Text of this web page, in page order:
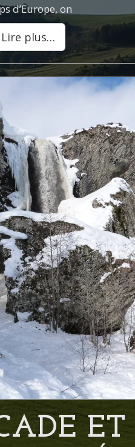
d’Europe, on
Lire plus…
ET